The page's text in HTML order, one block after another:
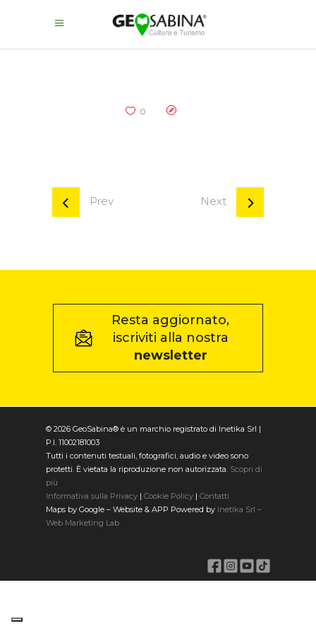
0
Prev Next
Resta aggiornato,
iscriviti alla nostra
newsletter
© 2026 GeoSabina® è un marchio registrato di Inetika Srl |
P.I. 11002181003
Tutti i contenuti testuali, fotografici, audio e video sono
protetti. È vietata la riproduzione non autorizzata. Scopri di
più
Informativa sulla Privacy | Cookie Policy | Contatti
Maps by Google – Website & APP Powered by Inetika Srl –
Web Marketing Lab